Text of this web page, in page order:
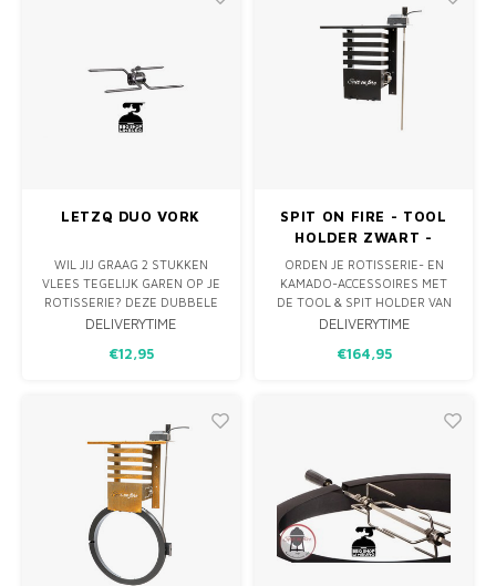
KRIJGEN BINNEN DE
GESLOTEN BARBECUE. JA
HIERDOOR KRI
LETZQ DUO VORK
WIL JIJ GRAAG 2 STUKKEN
VLEES TEGELIJK GAREN OP JE
ROTISSERIE? DEZE DUBBELE
VORK PLAATS JE IN HET
WAARDOOR JE AAN BEIDE
PLAATSEN. MAAR ZO KAN JE
NATUURLIJK OOK
VERSCHILLENDE SOORTE
DELIVERYTIME
€12,95
SPIT ON FIRE - TOOL
HOLDER ZWART -
WANDREK VOOR
ROTISSERIE EN
ACCESSOIRES
ORDEN JE ROTISSERIE- EN
KAMADO-ACCESSOIRES MET
DE TOOL & SPIT HOLDER VAN
THE SPIT ON FIRE. WANDREK
MOTOR, VORKEN, HALVE
CORTENSTAAL, RVS 304 OF
DELIVERYTIME
€164,95